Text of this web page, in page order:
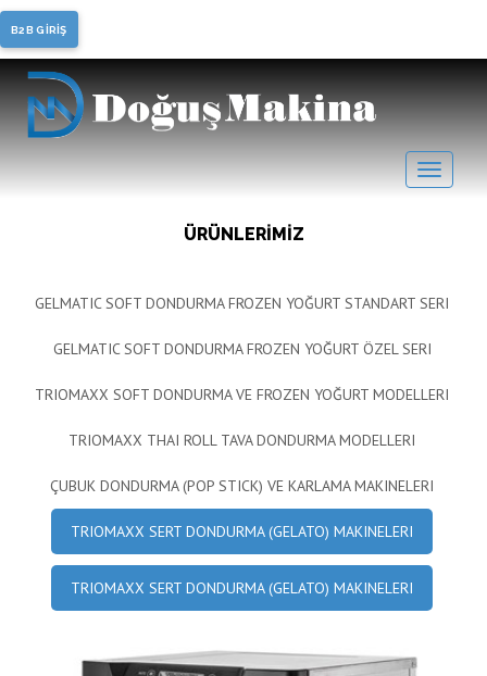
Soft Dondurma, Frozen
Yoğurt
B2B GİRİŞ
ÜRÜNLERİMİZ
GELMATIC SOFT DONDURMA FROZEN YOĞURT STANDART SERI
GELMATIC SOFT DONDURMA FROZEN YOĞURT ÖZEL SERI
TRIOMAXX SOFT DONDURMA VE FROZEN YOĞURT MODELLERI
TRIOMAXX THAI ROLL TAVA DONDURMA MODELLERI
ÇUBUK DONDURMA (POP STICK) VE KARLAMA MAKINELERI
TRIOMAXX SERT DONDURMA (GELATO) MAKINELERI
TRIOMAXX SERT DONDURMA (GELATO) MAKINELERI